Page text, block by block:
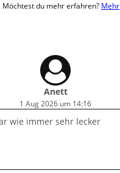
du mehr erfahren? Mehr
Anett
1 Aug 2026 um 14:16
wie immer sehr lecker